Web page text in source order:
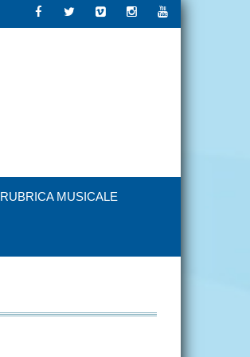
RUBRICA MUSICALE